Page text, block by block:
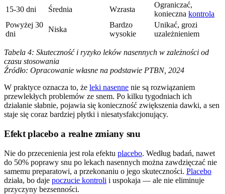
15-30 dni
Średnia Wzrasta
Ograniczać,
konieczna kontrola
Powyżej 30
dni
Niska
Bardzo
wysokie
Unikać, grozi
uzależnieniem
Tabela 4: Skuteczność i ryzyko leków nasennych w zależności od
czasu stosowania
Źródło: Opracowanie własne na podstawie PTBN, 2024
W praktyce oznacza to, że leki nasenne nie są rozwiązaniem
przewlekłych problemów ze snem. Po kilku tygodniach ich
działanie słabnie, pojawia się konieczność zwiększenia dawki, a sen
staje się coraz bardziej płytki i niesatysfakcjonujący.
Efekt placebo a realne zmiany snu
Nie do przecenienia jest rola efektu placebo. Według badań, nawet
do 50% poprawy snu po lekach nasennych można zawdzięczać nie
samemu preparatowi, a przekonaniu o jego skuteczności. Placebo
działa, bo daje poczucie kontroli i uspokaja — ale nie eliminuje
przyczyny bezsenności.